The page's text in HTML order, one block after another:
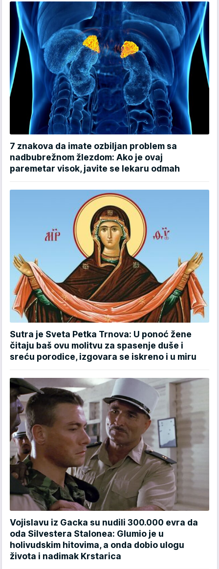
7 znakova da imate ozbiljan problem sa
nadbubrežnom žlezdom: Ako je ovaj
paremetar visok, javite se lekaru odmah
Sutra je Sveta Petka Trnova: U ponoć žene
čitaju baš ovu molitvu za spasenje duše i
sreću porodice, izgovara se iskreno i u miru
Vojislavu iz Gacka su nudili 300.000 evra da
oda Silvestera Stalonea: Glumio je u
holivudskim hitovima, a onda dobio ulogu
života i nadimak Krstarica